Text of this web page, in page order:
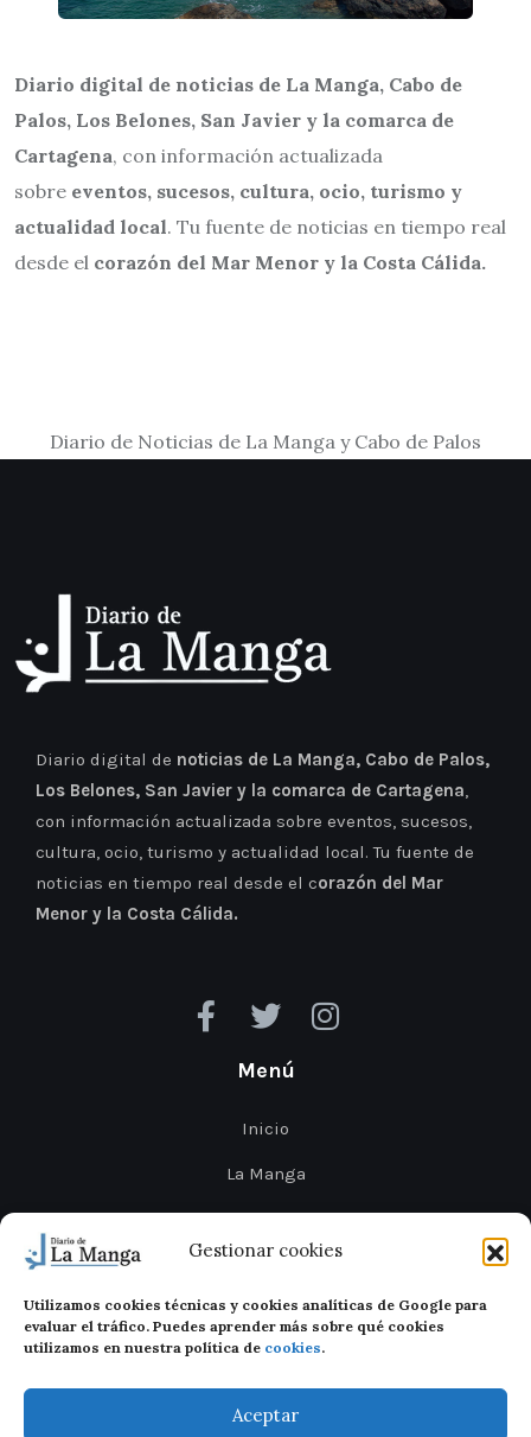
Gestionar cookies
Utilizamos cookies técnicas y cookies analíticas de Google para
evaluar el tráfico. Puedes aprender más sobre qué cookies
utilizamos en nuestra política de cookies.
Aceptar
Diario digital de noticias de La Manga, Cabo de
Palos, Los Belones, San Javier y la comarca de
Cartagena, con información actualizada
sobre eventos, sucesos, cultura, ocio, turismo y
actualidad local. Tu fuente de noticias en tiempo real
desde el corazón del Mar Menor y la Costa Cálida.
Diario de Noticias de La Manga y Cabo de Palos
Diario digital de noticias de La Manga, Cabo de Palos,
Los Belones, San Javier y la comarca de Cartagena,
con información actualizada sobre eventos, sucesos,
cultura, ocio, turismo y actualidad local. Tu fuente de
noticias en tiempo real desde el corazón del Mar
Menor y la Costa Cálida.
Menú
Inicio
La Manga
Cabo de Palos
Mar Menor
Cartagena
San Javier